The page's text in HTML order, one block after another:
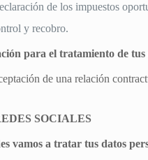
de los impuestos
y recobro.
para el tratamiento de tus
de una relación
SOCIALES
vamos a tratar tus datos